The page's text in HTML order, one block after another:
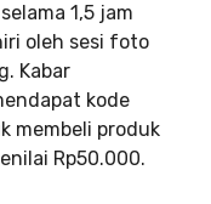
1,5 jam
oleh sesi foto
Kabar
kode
membeli produk
Rp50.000.